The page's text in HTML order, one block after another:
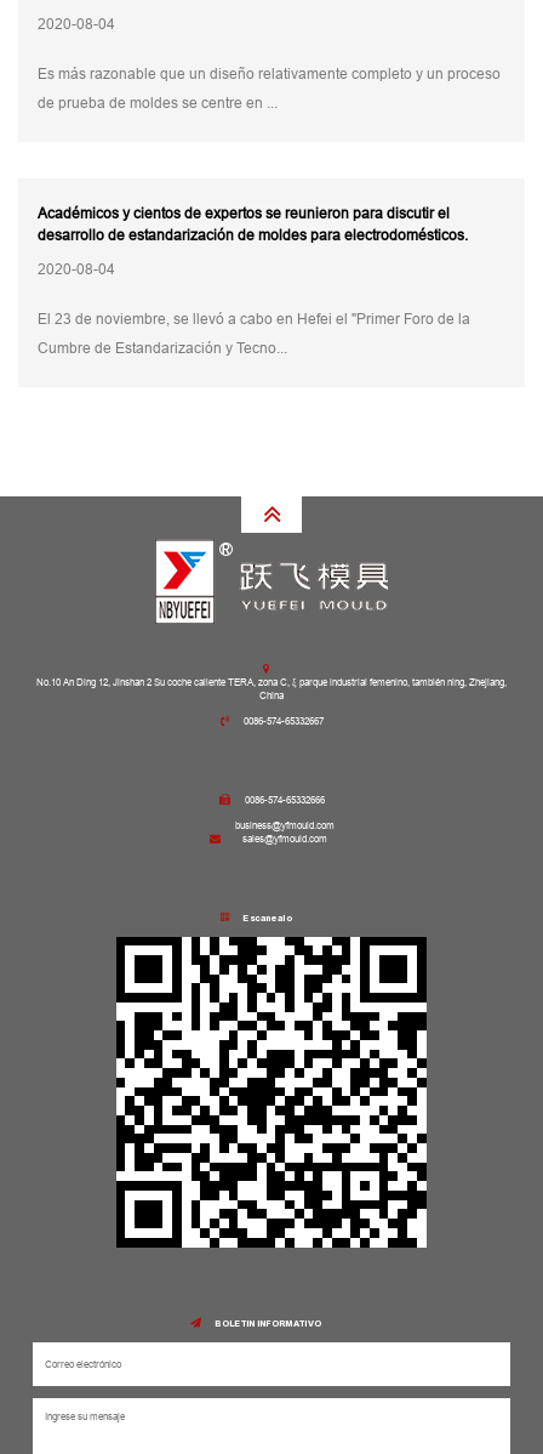
2020-08-04
Es más razonable que un diseño relativamente completo y un proceso
de prueba de moldes se centre en ...
Académicos y cientos de expertos se reunieron para discutir el
desarrollo de estandarización de moldes para electrodomésticos.
2020-08-04
El 23 de noviembre, se llevó a cabo en Hefei el "Primer Foro de la
Cumbre de Estandarización y Tecno...
No.10 An Ding 12, Jinshan 2 Su coche caliente TERA, zona C, ξ parque industrial femenino, también ning, Zhejiang,
China
0086-574-65332667
0086-574-65332666
business@yfmould.com
sales@yfmould.com
Escanealo
BOLETIN INFORMATIVO